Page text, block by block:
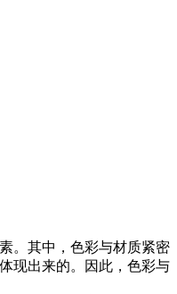
。其中，色彩与材质紧密
现出来的。因此，色彩与